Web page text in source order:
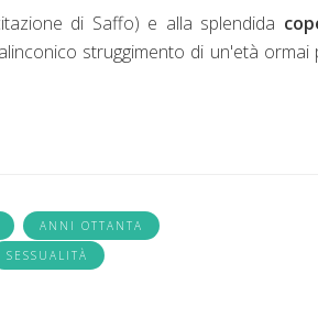
di Saffo) e alla splendida
struggimento di un'età
ANNI OTTANTA
SESSUALITÀ